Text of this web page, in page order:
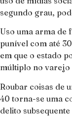
segundo grau,
Uso uma arma de
punível com até
em que o estado
múltiplo no varejo
Roubar coisas de
40 torna-se uma
delito